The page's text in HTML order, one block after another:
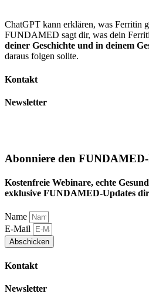
ChatGPT kann erklären, was Ferritin
FUNDAMED sagt dir, was dein
deiner Geschichte und in deinem
daraus folgen sollte.
Kontakt
Newsletter
Abonniere den FUNDAMED-
Kostenfreie Webinare, echte
exklusive FUNDAMED-Updates
Name
E-Mail
Abschicken
Kontakt
Newsletter